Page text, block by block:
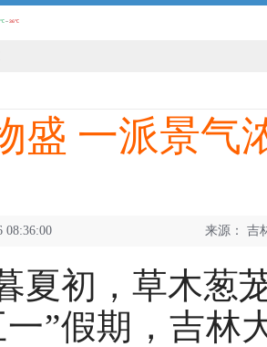
盛 一派景
08:36:00 来源： 吉
初，草木葱茏
假期，吉林大